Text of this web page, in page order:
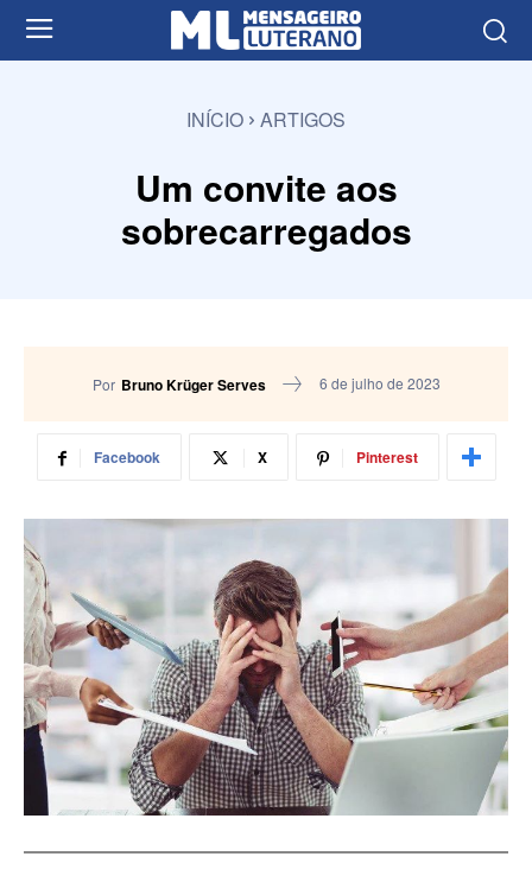
INÍCIO ARTIGOS
Um convite aos
sobrecarregados
Por Bruno Krüger Serves 6 de julho de 2023
Facebook X Pinterest